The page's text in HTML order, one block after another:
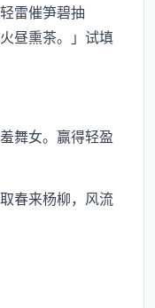
雷催笋碧抽
昼熏茶。」试填
舞女。赢得轻盈
春来杨柳，风流